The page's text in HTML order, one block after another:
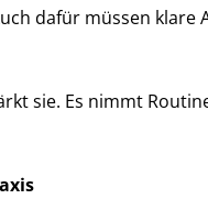
dafür müssen klare
sie. Es nimmt